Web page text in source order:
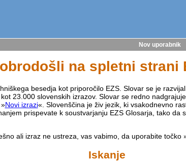
Nov uporabnik
na spletni strani
besedja kot priporočilo EZS. Slovar se je
23.000 slovenskih izrazov. Slovar se redno
Novi izrazi«. Slovenščina je živ jezik, ki vsakodnevno
prispevate k soustvarjanju EZS Glosarja, tako da
ali izraz ne ustreza, vas vabimo, da uporabite točko
Iskanje